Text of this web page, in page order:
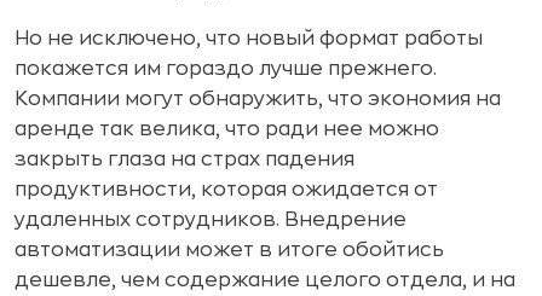
Но не исключено, что новый формат работы
покажется им гораздо лучше прежнего.
Компании могут обнаружить, что экономия на
аренде так велика, что ради нее можно
закрыть глаза на страх падения
продуктивности, которая ожидается от
удаленных сотрудников. Внедрение
автоматизации может в итоге обойтись
дешевле, чем содержание целого отдела, и на